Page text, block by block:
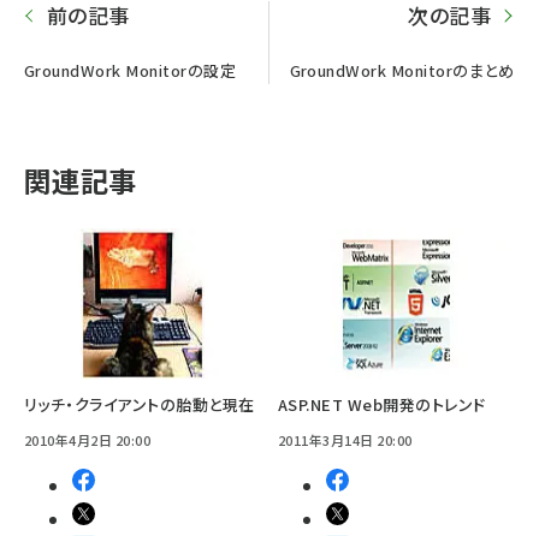
前の記事
GroundWork Monitorの設定
次の記事
GroundWork Monitorのまとめ
関連記事
リッチ・クライアントの胎動と現在
2010年4月2日 20:00
ASP.NET Web開発のトレンド
2011年3月14日 20:00